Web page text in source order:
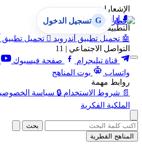
الإشعارات
🔔 إدارة الإشعارات
التطبيقات
🤖 تحميل تطبيق أندرويد  تحميل تطبيق
التواصل الاجتماعي | 11
قناة تيليجرام
صفحة فيسبوك
واتساب
بوت المناهج
روابط مهمة
📄 شروط الاستخدام 🔒 سياسة
الملكية الفكرية
G تسجيل الدخول
بحث
المناهج القطرية